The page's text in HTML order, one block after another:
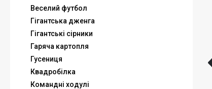
Веселий футбол
Гігантська дженга
Гігантські сірники
Гаряча картопля
Гусениця
Квадробілка
Командні ходулі